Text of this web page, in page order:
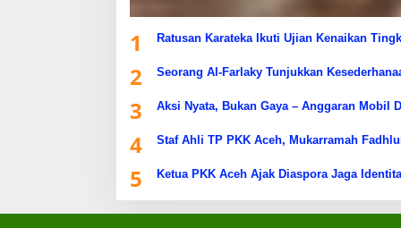
1 Ratusan Karateka Ikuti Ujian Kenaikan
2 Seorang Al-Farlaky Tunjukkan
3 Aksi Nyata, Bukan Gaya – Anggaran Mobil
4 Staf Ahli TP PKK Aceh, Mukarramah
5 Ketua PKK Aceh Ajak Diaspora Jaga